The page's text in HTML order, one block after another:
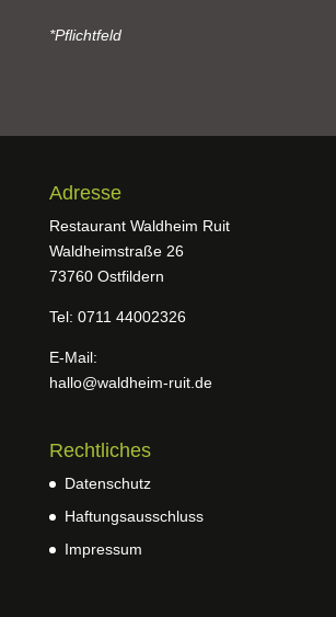
*Pflichtfeld
Adresse
Restaurant Waldheim Ruit
Waldheimstraße 26
73760 Ostfildern
Tel: 0711 44002326
E-Mail:
hallo@waldheim-ruit.de
Rechtliches
Datenschutz
Haftungsausschluss
Impressum